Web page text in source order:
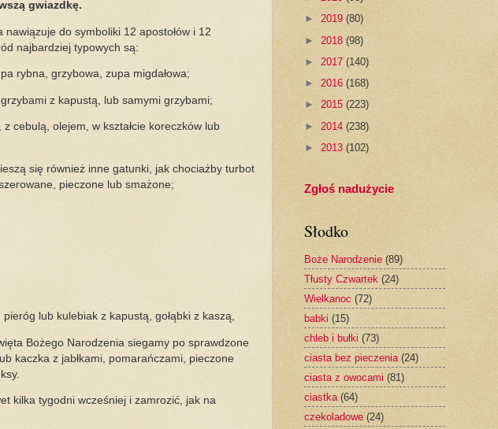
gwiazdkę.
do symboliki 12 apostołów i 12
najbardziej typowych są:
rybna, grzybowa, zupa migdałowa;
z kapustą, lub samymi grzybami;
cebulą, olejem, w kształcie koreczków lub
się również inne gatunki, jak chociażby turbot
pieczone lub smażone;
lub kulebiak z kapustą, gołąbki z kaszą,
Bożego Narodzenia siegamy po sprawdzone
kaczka z jabłkami, pomarańczami, pieczone
kilka tygodni wcześniej i zamrozić, jak na
► 2019 (80)
► 2018 (98)
► 2017 (140)
► 2016 (168)
► 2015 (223)
► 2014 (238)
► 2013 (102)
Zgłoś nadużycie
Słodko
Boże Narodzenie (89)
Tłusty Czwartek (24)
Wielkanoc (72)
babki (15)
chleb i bułki (73)
ciasta bez pieczenia (24)
ciasta z owocami (81)
ciastka (64)
czekoladowe (24)